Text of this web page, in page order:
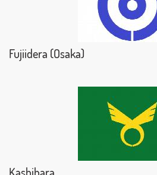
Fujiidera (Osaka)